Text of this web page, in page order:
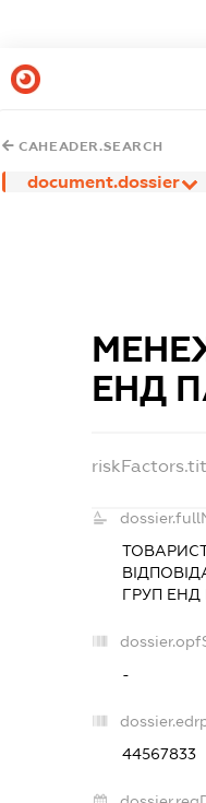
CAHEADER.SEARCH
document.dossier
ЕНД
ГРУП ЕНД
-
44567833